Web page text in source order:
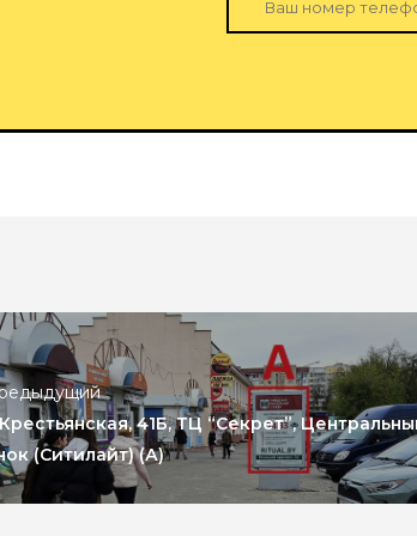
41Б, ТЦ “Секрет”,
(Ситилайт) (А)